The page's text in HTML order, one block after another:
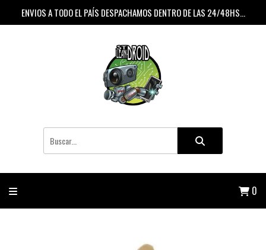
ENVIOS A TODO EL PAÍS DESPACHAMOS DENTRO DE LAS 24/48HS...
0